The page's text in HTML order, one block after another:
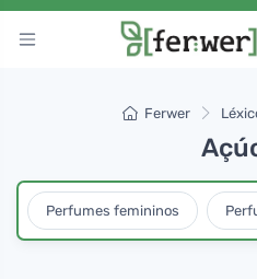
Ferwer
Perfumes femininos